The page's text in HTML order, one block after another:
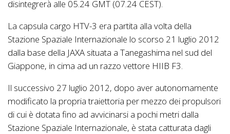
disintegrerà alle 05.24 GMT (07.24 CEST).
La capsula cargo HTV-3 era partita alla volta della
Stazione Spaziale Internazionale lo scorso 21 luglio 2012
dalla base della JAXA situata a Tanegashima nel sud del
Giappone, in cima ad un razzo vettore HIIB F3.
Il successivo 27 luglio 2012, dopo aver autonomamente
modificato la propria traiettoria per mezzo dei propulsori
di cui è dotata fino ad avvicinarsi a pochi metri dalla
Stazione Spaziale Internazionale, è stata catturata dagli